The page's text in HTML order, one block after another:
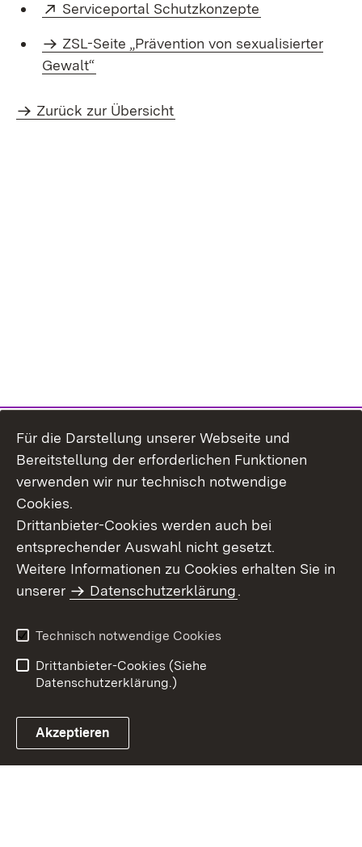
Extern:
Serviceportal Schutzkonzepte
ZSL-Seite „Prävention von sexualisierter
Gewalt“
Zurück zur Übersicht
Benutzungshinweise
Erklärung zur
Für die Darstellung unserer Webseite und
Bereitstellung der erforderlichen Funktionen
verwenden wir nur technisch notwendige
Cookies.
Drittanbieter-Cookies werden auch bei
entsprechender Auswahl nicht gesetzt.
Weitere Informationen zu Cookies erhalten Sie in
unserer
Datenschutzerklärung.
Technisch notwendige Cookies
Drittanbieter-Cookies (Siehe
Datenschutzerklärung.)
Akzeptieren